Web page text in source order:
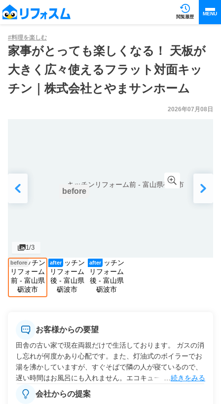
閲覧履歴
MENU
#料理を楽しむ
家事がとっても楽しくなる！ 天板が
大きく広々使えるフラット対面キッ
チン｜株式会社とやまサンホーム
2026年07月08日
before
1/3
before after after
お客様からの要望
田舎の古い家で現在両親だけで生活しております。 ガスの消
し忘れが何度かあり心配です。また、灯油式のボイラーでお
湯を沸かしていますが、すぐそばで隣の人が寝ているので、
遅い時間はお風呂にも入れません。エコキュートかな？と思
っておりますが井戸水です。キッチンもボロボロでほんとに
食事するだけの場所になっています。2人しかいないので楽
続きをみる
会社からの提案